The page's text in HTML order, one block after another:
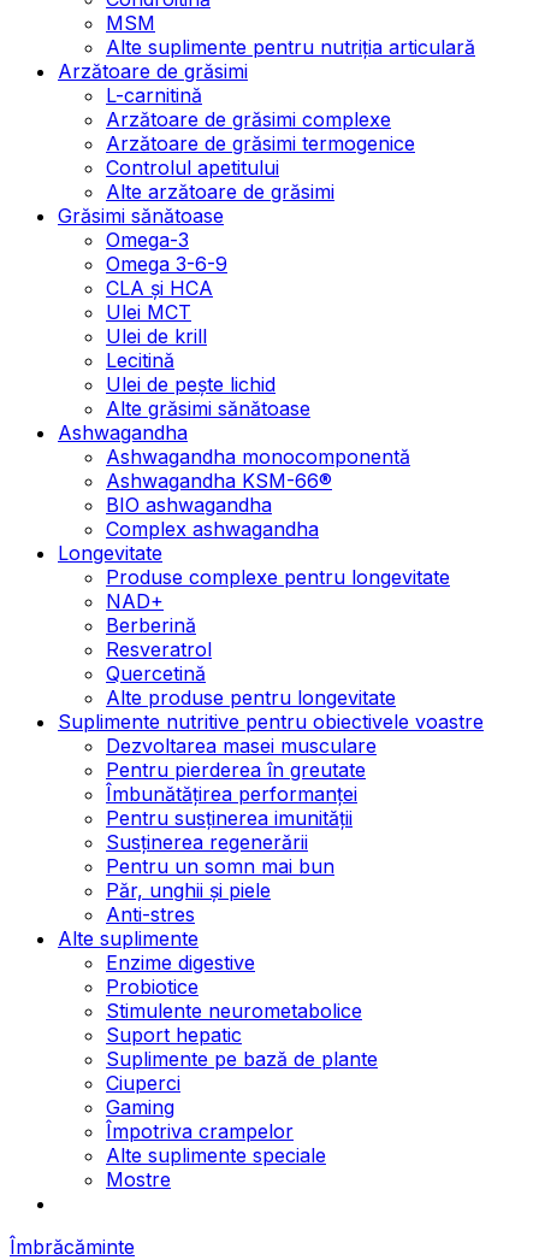
MSM
Alte suplimente pentru nutriția articulară
Arzătoare de grăsimi
L-carnitină
Arzătoare de grăsimi complexe
Arzătoare de grăsimi termogenice
Controlul apetitului
Alte arzătoare de grăsimi
Grăsimi sănătoase
Omega-3
Omega 3-6-9
CLA şi HCA
Ulei MCT
Ulei de krill
Lecitină
Ulei de pește lichid
Alte grăsimi sănătoase
Ashwagandha
Ashwagandha monocomponentă
Ashwagandha KSM-66®
BIO ashwagandha
Complex ashwagandha
Longevitate
Produse complexe pentru longevitate
NAD+
Berberină
Resveratrol
Quercetină
Alte produse pentru longevitate
Suplimente nutritive pentru obiectivele voastre
Dezvoltarea masei musculare
Pentru pierderea în greutate
Îmbunătățirea performanței
Pentru susținerea imunității
Susținerea regenerării
Pentru un somn mai bun
Păr, unghii și piele
Anti-stres
Alte suplimente
Enzime digestive
Probiotice
Stimulente neurometabolice
Suport hepatic
Suplimente pe bază de plante
Ciuperci
Gaming
Împotriva crampelor
Alte suplimente speciale
Mostre
Îmbrăcăminte